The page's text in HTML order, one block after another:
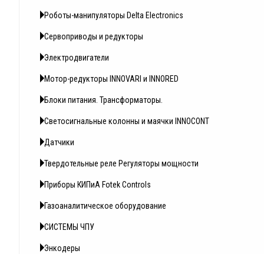
Роботы-манипуляторы Delta Electronics
Сервоприводы и редукторы
Электродвигатели
Мотор-редукторы INNOVARI и INNORED
Блоки питания. Трансформаторы.
Светосигнальные колонны и маячки INNOCONT
Датчики
Твердотельные реле Регуляторы мощности
Приборы КИПиА Fotek Controls
Газоаналитическое оборудование
СИСТЕМЫ ЧПУ
Энкодеры